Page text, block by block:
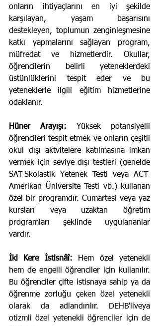
onların ihtiyaçlarını en iyi şekilde
karşılayan, yaşam başarısını
destekleyen, toplumun zenginleşmesine
katkı yapmalarını sağlayan program,
müfredat ve hizmetlerdir. Okullar,
öğrencilerin belirli yeteneklerdeki
üstünlüklerini tespit eder ve bu
yeteneklerle ilgili eğitim hizmetlerine
odaklanır.
Hüner Arayışı: Yüksek potansiyelli
öğrencileri tespit etmek ve onların çeşitli
okul dışı aktvitelere katılmasına imkan
vermek için seviye dışı testleri (genelde
SAT-Skolastik Yetenek Testi veya ACT-
Amerikan Üniversite Testi vb.) kullanan
özel bir programdır. Cumartesi veya yaz
kursları veya uzaktan öğretim
programları şeklinde uygulananlar
vardır.
İki Kere İstisnâî: Hem özel yetenekli
hem de engelli öğrenciler için kullanılır.
Bu öğrenciler çifte istisnaya sahip ya da
öğrenme zorluğu çeken özel yetenekli
olarak da adlandırılır. DEHB'liveya
otizmli özel yetenekli öğrenciler için de